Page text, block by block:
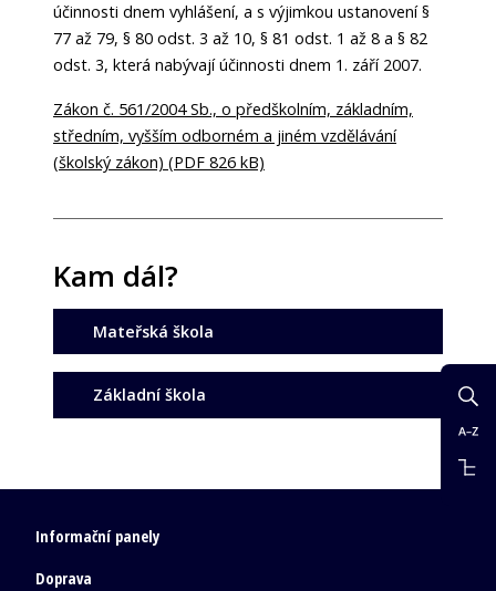
účinnosti dnem vyhlášení, a s výjimkou ustanovení §
77 až 79, § 80 odst. 3 až 10, § 81 odst. 1 až 8 a § 82
odst. 3, která nabývají účinnosti dnem 1. září 2007.
Zákon č. 561/2004 Sb., o předškolním, základním,
středním, vyšším odborném a jiném vzdělávání
(školský zákon) (PDF 826 kB)
Kam dál?
Mateřská škola
Základní škola
Informační panely
Doprava